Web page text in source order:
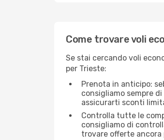
Come trovare voli
Se stai cercando voli
per Trieste:
Prenota in anticipo:
consigliamo sempre
assicurarti sconti
Controlla tutte le
consigliamo di
trovare offerte ancora